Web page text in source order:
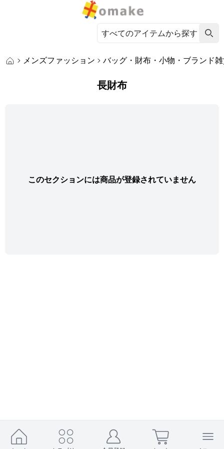
メンズファッション バッグ・財布・小物・ブランド
長財布
このセクションには商品が登録されていません